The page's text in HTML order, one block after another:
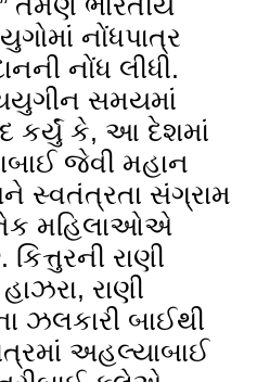
નોંધપાત્ર
નોંધ લીધી.
સમયમાં
કર્યું કે, આ દેશમાં
જેવી મહાન
સ્વતંત્રતા સંગ્રામ
મહિલાઓએ
રાણી
રાણી
ઝલકારી બાઈથી
અહલ્યાબાઈ